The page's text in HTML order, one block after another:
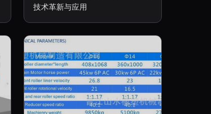
技术革新与应用